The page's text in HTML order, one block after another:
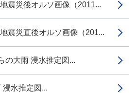
震災後オルソ画像（2011...
震災直後オルソ画像（201...
の大雨 浸水推定図...
浸水推定図...